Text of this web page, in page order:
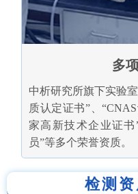
多
中析研究所旗下实验
质认定证书”、
家高新技术企业证
员”等多个荣誉资质。
检测资